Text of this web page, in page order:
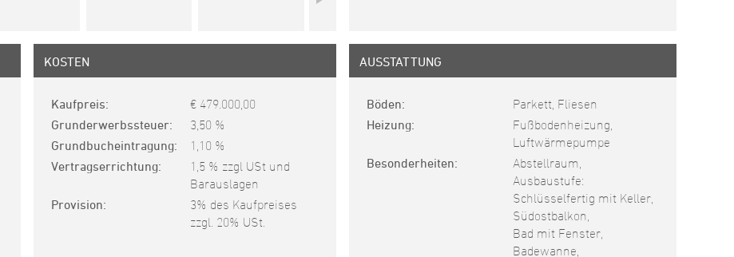
KOSTEN
Kaufpreis
€ 479.000,00
Grunderwerbssteuer
3,50 %
Grundbucheintragung
1,10 %
Vertragserrichtung
1,5 % zzgl USt und
Barauslagen
Provision
3% des Kaufpreises
zzgl. 20% USt.
AUSSTATTUNG
Böden
Parkett, Fliesen
Heizung
Fußbodenheizung,
Luftwärmepumpe
Besonderheiten
Abstellraum,
Ausbaustufe:
Schlüsselfertig mit Keller,
Südostbalkon,
Bad mit Fenster,
Badewanne,